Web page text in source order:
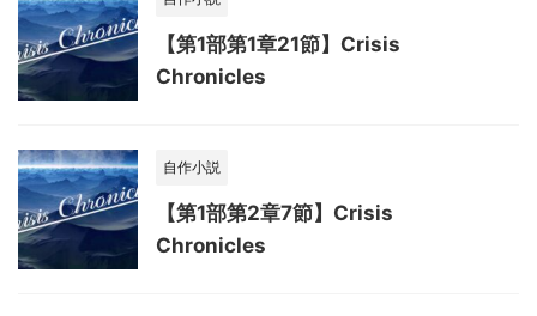
【第1部第1章21節】Crisis
Chronicles
自作小説
【第1部第2章7節】Crisis
Chronicles